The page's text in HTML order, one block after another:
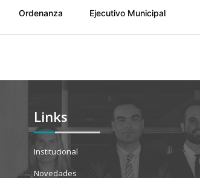
Ordenanza Ejecutivo Municipal
Links
Institucional
Novedades